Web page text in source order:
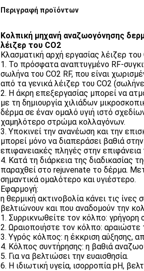
Περιγραφή προϊόντων
Κολπική μηχανή αναζωογόνησης
λέιζερ του CO2
Κλασματική αρχή εργασίας λέιζερ του
1. Το πρόσφατα αναπτυγμένο RF-
σωλήνα του CO2 RF, που είναι
από τα γενικά λέιζερ του CO2
2. Η άκρη επεξεργασίας μπορεί να
με τη δημιουργία χιλιάδων
δέρμα σε έναν ομαλό υγιή ιστό
χαμηλότερο στρώμα κολλαγόνων.
3. Υποκινεί την ανανέωση και την
μπορεί μόνο να διαπεράσει βαθιά
επιφανειακές πληγές στην
4. Κατά τη διάρκεια της
παραχθεί στο rejuvenate το δέρμα.
σημαντικά ομαλότερο και υγιέστερο.
Εφαρμογή:
η θερμική ακτινοβολία κάνει τις
βελτιώνουν και που αναδομούν την
1. Συρρικνωθείτε τον κόλπο: γρήγορη
2. Ωραιοποιήστε τον κόλπο: αραιώστε
3. Υγρός κόλπος: η έκκριση αύξησης,
4. Κόλπος συντήρησης: η βαθιά
5. Για να βελτιώσει την ευαισθησία.
6. Η ιδιωτική υγεία, ισορροπία pH,